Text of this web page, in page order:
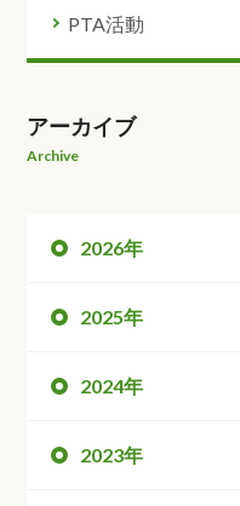
PTA活動
アーカイブ
Archive
2026年
2025年
2024年
2023年